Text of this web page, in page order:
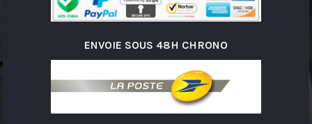
ENVOIE SOUS 48H CHRONO